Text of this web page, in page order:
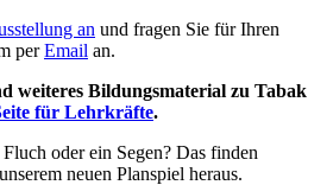
an und fragen Sie für Ihren
perEmail an.
weiteres Bildungsmaterial zu Tabak
für Lehrkräfte.
oder ein Segen? Das finden
neuen Planspiel heraus.